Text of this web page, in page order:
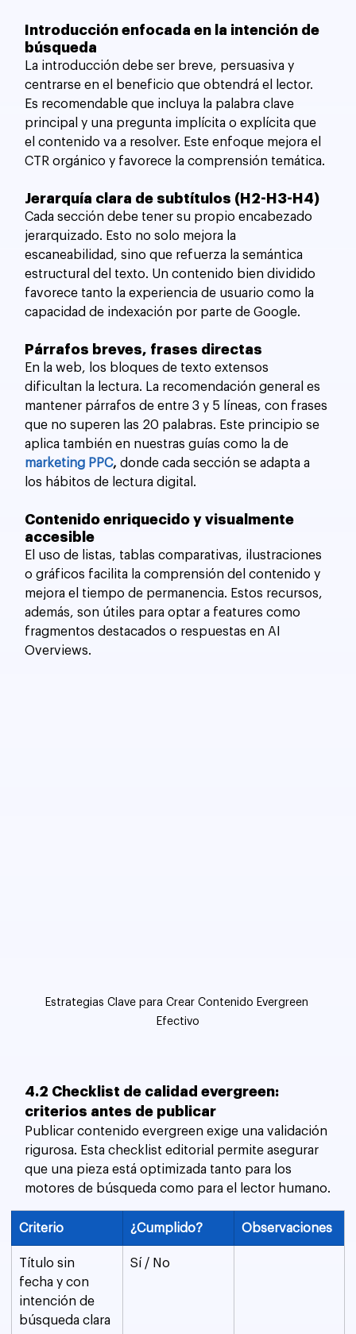
Introducción enfocada en la intención de
búsqueda
La introducción debe ser breve, persuasiva y
centrarse en el beneficio que obtendrá el lector.
Es recomendable que incluya la palabra clave
principal y una pregunta implícita o explícita que
el contenido va a resolver. Este enfoque mejora el
CTR orgánico y favorece la comprensión temática.
Jerarquía clara de subtítulos (H2-H3-H4)
Cada sección debe tener su propio encabezado
jerarquizado. Esto no solo mejora la
escaneabilidad, sino que refuerza la semántica
estructural del texto. Un contenido bien dividido
favorece tanto la experiencia de usuario como la
capacidad de indexación por parte de Google.
Párrafos breves, frases directas
En la web, los bloques de texto extensos
dificultan la lectura. La recomendación general es
mantener párrafos de entre 3 y 5 líneas, con frases
que no superen las 20 palabras. Este principio se
aplica también en nuestras guías como la de
marketing PPC, donde cada sección se adapta a
los hábitos de lectura digital.
Contenido enriquecido y visualmente
accesible
El uso de listas, tablas comparativas, ilustraciones
o gráficos facilita la comprensión del contenido y
mejora el tiempo de permanencia. Estos recursos,
además, son útiles para optar a features como
fragmentos destacados o respuestas en AI
Overviews.
Estrategias Clave para Crear Contenido Evergreen
Efectivo
4.2 Checklist de calidad evergreen:
criterios antes de publicar
Publicar contenido evergreen exige una validación
rigurosa. Esta checklist editorial permite asegurar
que una pieza está optimizada tanto para los
motores de búsqueda como para el lector humano.
Criterio ¿Cumplido? Observaciones
Título sin
fecha y con
intención de
búsqueda clara
Sí / No